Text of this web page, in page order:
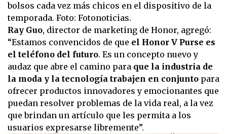
bolsos cada vez más chicos en el dispositivo de la
temporada. Foto: Fotonoticias.
Ray Guo, director de marketing de Honor, agregó:
“Estamos convencidos de que el Honor V Purse es
el teléfono del futuro. Es un concepto nuevo y
audaz que abre el camino para que la industria de
la moda y la tecnología trabajen en conjunto para
ofrecer productos innovadores y emocionantes que
puedan resolver problemas de la vida real, a la vez
que brindan un artículo que les permita a los
usuarios expresarse libremente”.